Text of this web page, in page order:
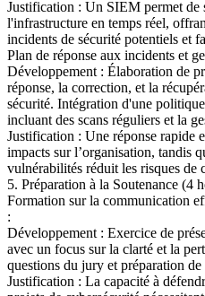
Justification : Un SIEM permet de
l'infrastructure en temps réel,
incidents de sécurité potentiels et
Plan de réponse aux incidents et
Développement : Élaboration de
réponse, la correction, et la
sécurité. Intégration d'une
incluant des scans réguliers et la
Justification : Une réponse rapide
impacts sur l’organisation, tandis
vulnérabilités réduit les risques de
5. Préparation à la Soutenance (4
Formation sur la communication
:
Développement : Exercice de
avec un focus sur la clarté et la
questions du jury et préparation de
Justification : La capacité à